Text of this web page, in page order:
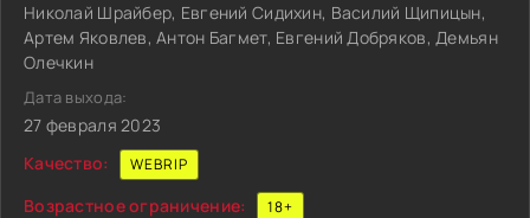
Николай Шрайбер, Евгений Сидихин, Василий Щипицын,
Артем Яковлев, Антон Багмет, Евгений Добряков, Демьян
Олечкин
Дата выхода:
27 февраля 2023
Качество:
WEBRIP
Возрастное ограничение: 18+